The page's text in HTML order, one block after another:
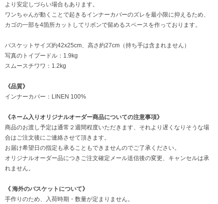
より安定しづらい場合もあります。
ワンちゃんが動くことで起きるインナーカバーのズレを最小限に抑えるため、
カゴの一部を4箇所カットしてリボンで留めるスペースを作っております。
バスケットサイズ約42x25cm、高さ約27cm（持ち手は含まれません）
写真のトイプードル：1.9kg
スムースチワワ：1.2kg
《品質》
インナーカバー：LINEN 100%
《ネーム入りオリジナルオーダー商品についての注意事項》
商品のお渡し予定は通常２週間程度いただきます、それより遅くなりそうな場
合はご注文後にご連絡させて頂きます。
お届け希望日の指定も承ることもできませんのでご了承ください。
オリジナルオーダー品につきご注文確定メール送信後の変更、キャンセルは承
れません。
《 海外のバスケットについて》
手作りのため、入荷時期・数量が定まりません。